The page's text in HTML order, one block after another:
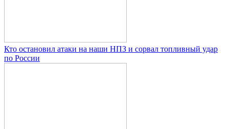
Кто остановил атаки на наши НПЗ и сорвал топливный удар
по России